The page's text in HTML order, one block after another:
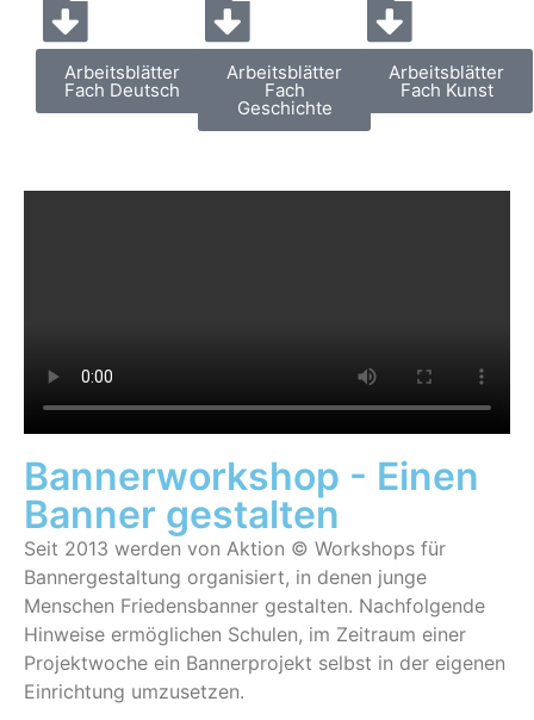
Arbeitsblätter
Fach Deutsch
Arbeitsblätter
Fach
Geschichte
Arbeitsblätter
Fach Kunst
Bannerworkshop - Einen
Banner gestalten
Seit 2013 werden von Aktion © Workshops für
Bannergestaltung organisiert, in denen junge
Menschen Friedensbanner gestalten. Nachfolgende
Hinweise ermöglichen Schulen, im Zeitraum einer
Projektwoche ein Bannerprojekt selbst in der eigenen
Einrichtung umzusetzen.